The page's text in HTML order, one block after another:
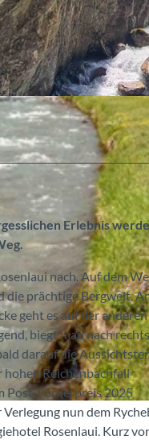
Jung, Berner Wanderwege
Erlebnis
nach. Auf dem
die prächtige Bergwelt.
geht es auf der
biegt man nach
darauf die
Reichenbachfall
Post-Förderpreis 2025
nun dem
Rosenlaui. Kurz vor